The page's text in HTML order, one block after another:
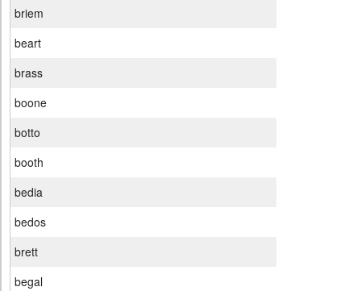
briem
beart
brass
boone
botto
booth
bedia
bedos
brett
begal